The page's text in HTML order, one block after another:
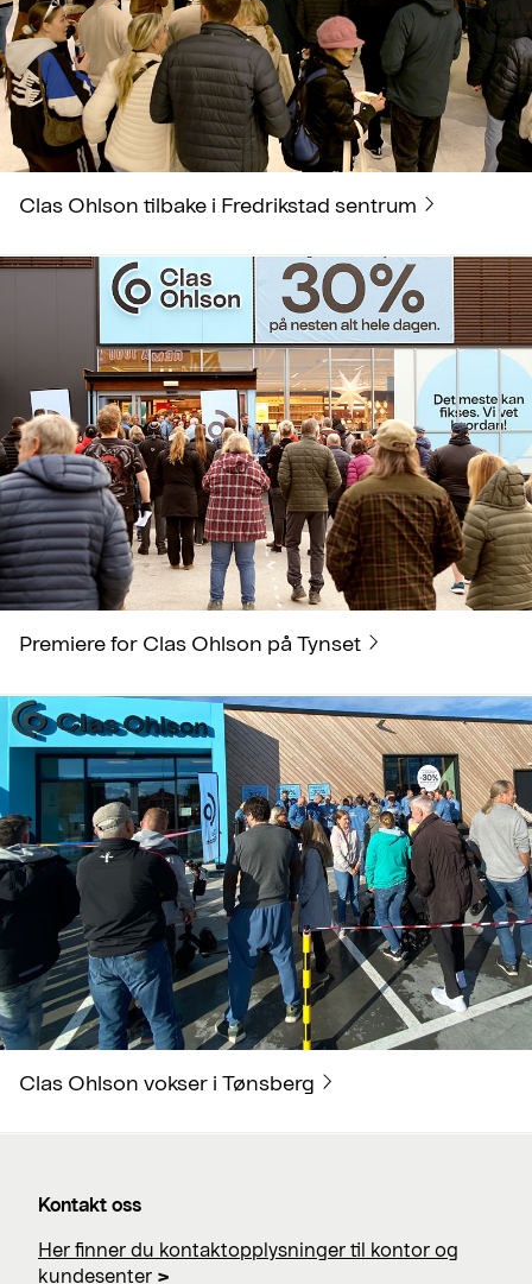
Clas Ohlson tilbake i Fredrikstad sentrum
Premiere for Clas Ohlson på Tynset
Clas Ohlson vokser i Tønsberg
Kontakt oss
Her finner du kontaktopplysninger til kontor og
kundesenter >